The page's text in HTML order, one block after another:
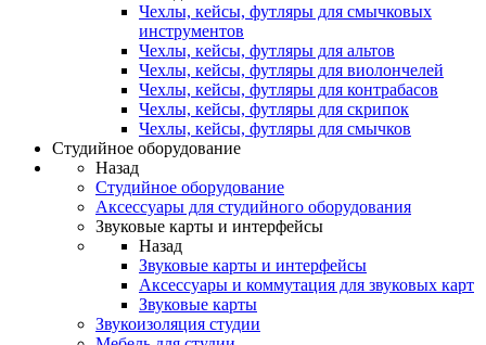
Чехлы, кейсы, футляры для смычковых
инструментов
Чехлы, кейсы, футляры для альтов
Чехлы, кейсы, футляры для виолончелей
Чехлы, кейсы, футляры для контрабасов
Чехлы, кейсы, футляры для скрипок
Чехлы, кейсы, футляры для смычков
Студийное оборудование
Назад
Студийное оборудование
Аксессуары для студийного оборудования
Звуковые карты и интерфейсы
Назад
Звуковые карты и интерфейсы
Аксессуары и коммутация для звуковых карт
Звуковые карты
Звукоизоляция студии